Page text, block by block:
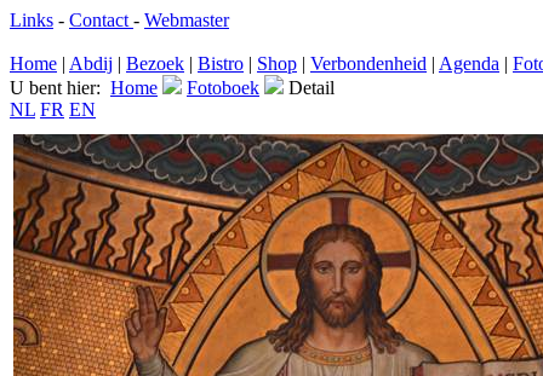
Links - Contact - Webmaster
Home | Abdij | Bezoek | Bistro | Shop | Verbondenheid | Agenda |
U bent hier: Home Fotoboek
Detail
NL FR EN